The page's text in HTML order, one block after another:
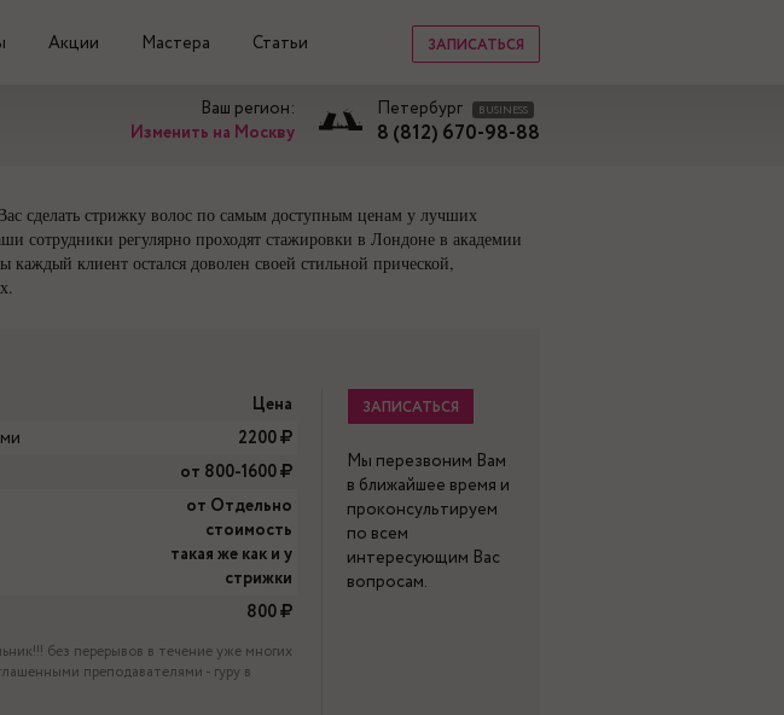
ЗАПИСАТЬСЯ
Акции Мастера Статьи
Ваш регион:
Изменить на Москву
Петербург BUSINESS
8 (812) 670-98-88
сделать стрижку волос по самым доступным ценам у лучших
сотрудники регулярно проходят стажировки в Лондоне в академии
клиент остался доволен своей стильной прической,
Цена
2200
от 800-1600
от Отдельно
стоимость
такая же как и у
стрижки
800
без перерывов в течение уже многих
преподавателями - гуру в
ЗАПИСАТЬСЯ
Мы перезвоним Вам
в ближайшее время и
проконсультируем
по всем
интересующим Вас
вопросам.